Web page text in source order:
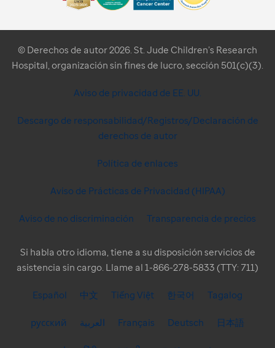
© Derechos de autor 2026. St. Jude Children’s Research
Hospital, organización sin fines de lucro, sección 501(c)(3).
Aviso de privacidad de EE. UU.
Descargo de responsabilidad/Registros/Declaración de
derechos de autor
Política de enlaces
Aviso de Prácticas de Privacidad (HIPAA)
Aviso de no discriminación Transparencia de precios
Si habla otro idioma, tiene a su disposición servicios de
asistencia sin cargo. Llame al 1-866-278-5833 (TTY: 711)
Español 中文 Tiếng Việt 한국어 Tagalog
русский العربية Français Deutsch 日本語